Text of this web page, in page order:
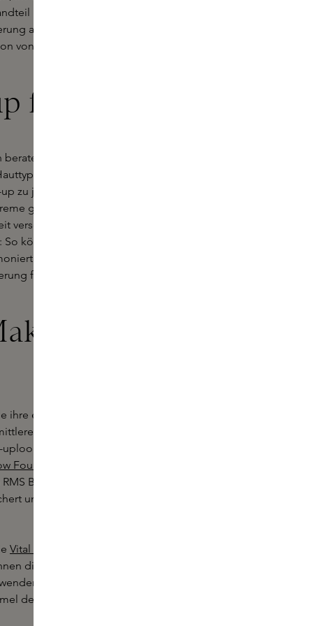
unserer
auf, die als Basis für das
von tollen Marken wie
für Sie
welche Foundation am
und Ihre Bedürfnisse
zu jeder Jahreszeit wechseln. Im
greifen und im Winter zu einer
versorgt und
können Sie auch im Laufe der
Achten Sie immer auf den
für einen eher gelblichen Ton
up gibt
ihre eigenen Merkmale und
und deckender
wünschen, können Sie sich
Foundation
Beauty ist mit einer
und verleiht einen fast
Vital Skincare Complexion Drops
die Drops auch wunderbar in
besonders bei öliger Haut.
der Drops besser fixiert.